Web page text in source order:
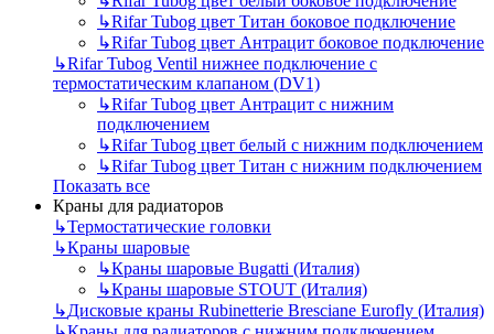
↳Rifar Tubog цвет Титан боковое подключение
↳Rifar Tubog цвет Антрацит боковое подключение
↳Rifar Tubog Ventil нижнее подключение с
термостатическим клапаном (DV1)
↳Rifar Tubog цвет Антрацит с нижним
подключением
↳Rifar Tubog цвет белый с нижним подключением
↳Rifar Tubog цвет Титан с нижним подключением
Показать все
Краны для радиаторов
↳Термостатические головки
↳Краны шаровые
↳Краны шаровые Bugatti (Италия)
↳Краны шаровые STOUT (Италия)
↳Дисковые краны Rubinetterie Bresciane Eurofly (Италия)